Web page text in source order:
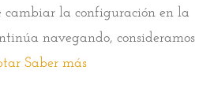
cambiar la configuración en la
navegando, consideramos
Saber más